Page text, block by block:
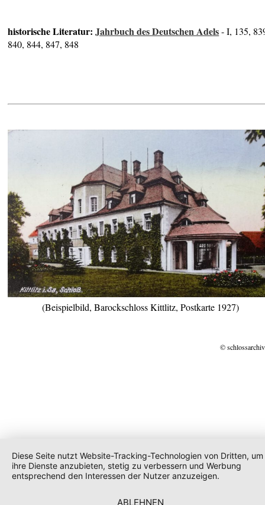
historische Literatur:Jahrbuch des Deutschen Adels- I, 135,
840, 844, 847, 848
(Beispielbild, Barockschloss Kittlitz, Postkarte 1927)
©
Diese Seite nutzt Website-Tracking-Technologien von Dritten, um
ihre Dienste anzubieten, stetig zu verbessern und Werbung
entsprechend den Interessen der Nutzer anzuzeigen.
ABLEHNEN